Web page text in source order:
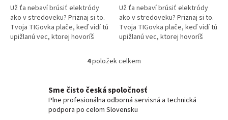
Už ťa nebaví brúsiť elektródy
ako v stredoveku? Priznaj si to.
Tvoja TIGovka plače, keď vidí tú
upižlanú vec, ktorej hovoríš
Už ťa nebaví brúsiť elektródy
ako v stredoveku? Priznaj si to.
Tvoja TIGovka plače, keď vidí tú
upižlanú vec, ktorej hovoríš
tancuje po plechu...
O
á
d
a
4položek celkem
Sme čisto česká spoločnosť
Plne profesionálna odborná servisná a technická
podpora po celom Slovensku